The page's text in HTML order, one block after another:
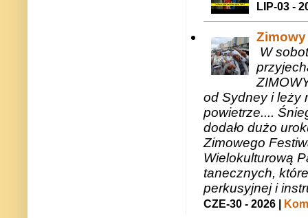
LIP-03 -
W
od Sydney i leży
powietrze....
dodało dużo
Zimowego
Wielokulturową
tanecznych,
perkusyjnej i
CZE-30 - 2026 |